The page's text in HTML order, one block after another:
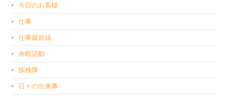
今日のお客様
仕事
仕事最前線
余暇活動
探検隊
日々の出来事